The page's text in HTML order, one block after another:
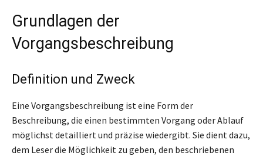
Grundlagen der
Vorgangsbeschreibung
Definition und Zweck
Eine Vorgangsbeschreibung ist eine Form der
Beschreibung, die einen bestimmten Vorgang oder Ablauf
möglichst detailliert und präzise wiedergibt. Sie dient dazu,
dem Leser die Möglichkeit zu geben, den beschriebenen